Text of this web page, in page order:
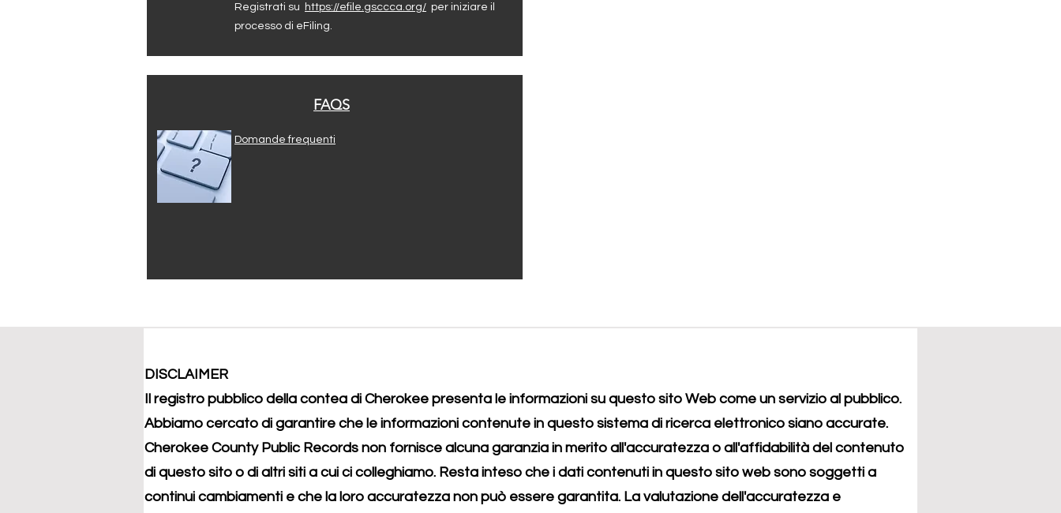
Registrati su https://efile.gsccca.org/ per iniziare il
processo di eFiling.
FAQS
Domande frequenti
DISCLAIMER
Il registro pubblico della contea di Cherokee presenta le informazioni su questo sito Web come un servizio al pubblico.
Abbiamo cercato di garantire che le informazioni contenute in questo sistema di ricerca elettronico siano accurate.
Cherokee County Public Records non fornisce alcuna garanzia in merito all'accuratezza o all'affidabilità del contenuto
di questo sito o di altri siti a cui ci colleghiamo. Resta inteso che i dati contenuti in questo sito web sono soggetti a
continui cambiamenti e che la loro accuratezza non può essere garantita. La valutazione dell'accuratezza e